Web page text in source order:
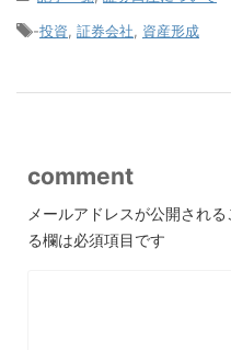
-投資 証券会社 資産形成
comment
メールアドレスが公開される
る欄は必須項目です